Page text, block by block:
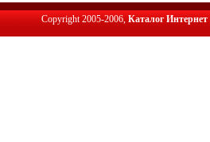
Copyright 2005-2006, Каталог Интернет